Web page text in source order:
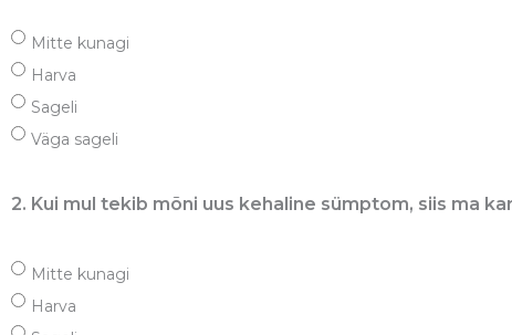
Mitte kunagi
Harva
Sageli
Väga sageli
2. Kui mul tekib mõni uus kehaline sümptom, siis ma
Mitte kunagi
Harva